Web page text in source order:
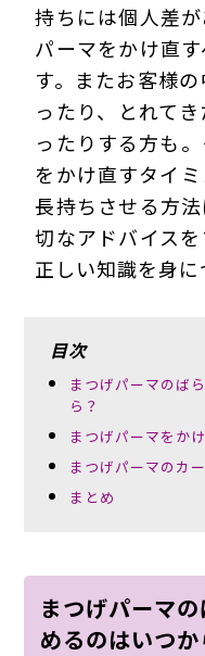
持ちには個人差
パーマをかけ直
す。またお客様
ったり、とれて
ったりする方も
をかけ直すタイ
長持ちさせる方
切なアドバイス
正しい知識を身に
目次
まつげパーマのば
ら？
まつげパーマをか
まつげパーマのカ
まとめ
まつげパーマ
めるのはいつか